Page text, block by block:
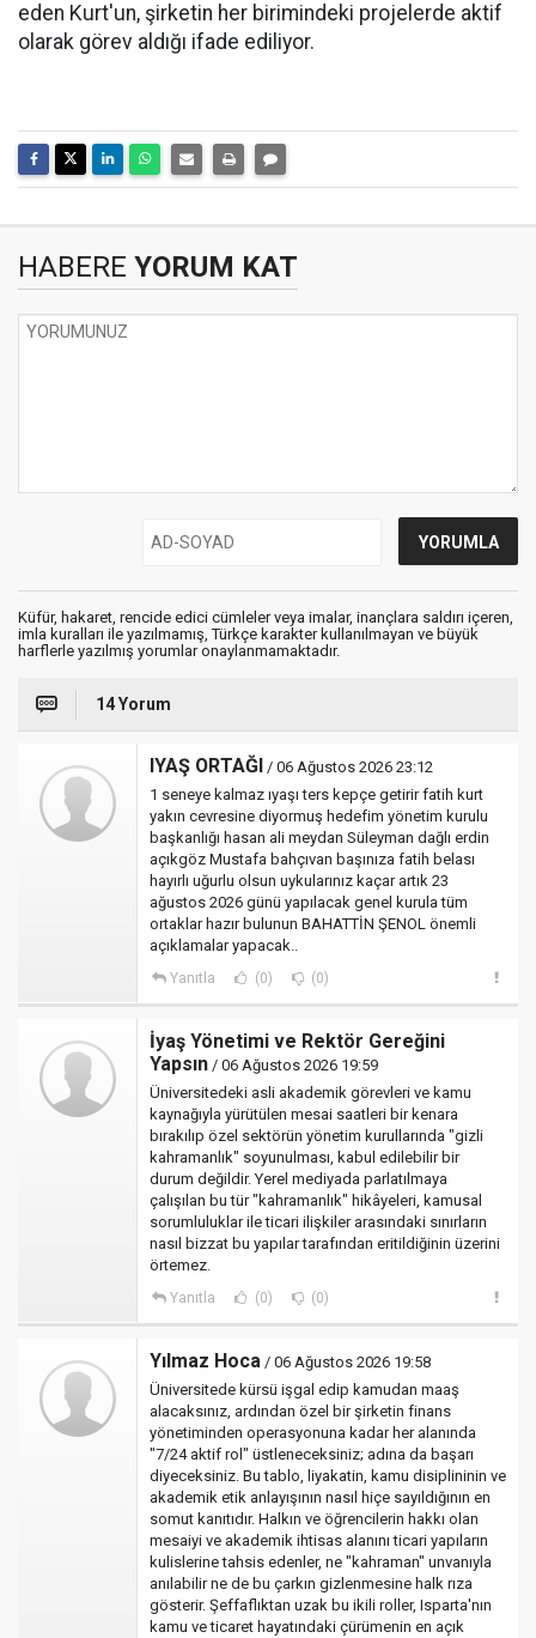
eden Kurt'un, şirketin her birimindeki projelerde aktif
olarak görev aldığı ifade ediliyor.
HABERE YORUM KAT
Küfür, hakaret, rencide edici cümleler veya imalar, inançlara saldırı içeren,
imla kuralları ile yazılmamış, Türkçe karakter kullanılmayan ve büyük
harflerle yazılmış yorumlar onaylanmamaktadır.
14 Yorum
IYAŞ ORTAĞI / 06 Ağustos 2026 23:12
1 seneye kalmaz ıyaşı ters kepçe getirir fatih kurt
yakın cevresine diyormuş hedefim yönetim kurulu
başkanlığı hasan ali meydan Süleyman dağlı erdin
açıkgöz Mustafa bahçıvan başınıza fatih belası
hayırlı uğurlu olsun uykularınız kaçar artık 23
ağustos 2026 günü yapılacak genel kurula tüm
ortaklar hazır bulunun BAHATTİN ŞENOL önemli
açıklamalar yapacak..
Yanıtla (0) (0)
İyaş Yönetimi ve Rektör Gereğini
Yapsın / 06 Ağustos 2026 19:59
Üniversitedeki asli akademik görevleri ve kamu
kaynağıyla yürütülen mesai saatleri bir kenara
bırakılıp özel sektörün yönetim kurullarında "gizli
kahramanlık" soyunulması, kabul edilebilir bir
durum değildir. Yerel mediyada parlatılmaya
çalışılan bu tür "kahramanlık" hikâyeleri, kamusal
sorumluluklar ile ticari ilişkiler arasındaki sınırların
nasıl bizzat bu yapılar tarafından eritildiğinin üzerini
örtemez.
Yanıtla (0) (0)
Yılmaz Hoca / 06 Ağustos 2026 19:58
Üniversitede kürsü işgal edip kamudan maaş
alacaksınız, ardından özel bir şirketin finans
yönetiminden operasyonuna kadar her alanında
"7/24 aktif rol" üstleneceksiniz; adına da başarı
diyeceksiniz. Bu tablo, liyakatin, kamu disiplininin ve
akademik etik anlayışının nasıl hiçe sayıldığının en
somut kanıtıdır. Halkın ve öğrencilerin hakkı olan
mesaiyi ve akademik ihtisas alanını ticari yapıların
kulislerine tahsis edenler, ne "kahraman" unvanıyla
anılabilir ne de bu çarkın gizlenmesine halk rıza
gösterir. Şeffaflıktan uzak bu ikili roller, Isparta'nın
kamu ve ticaret hayatındaki çürümenin en açık